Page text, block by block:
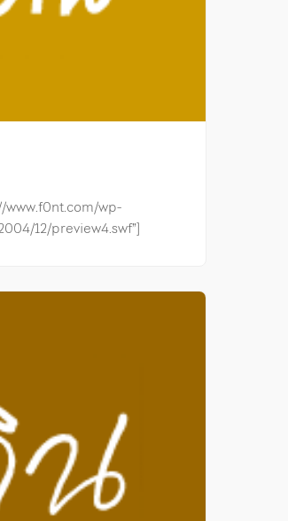
www.f0nt.com/wp-
12/preview4.swf”]